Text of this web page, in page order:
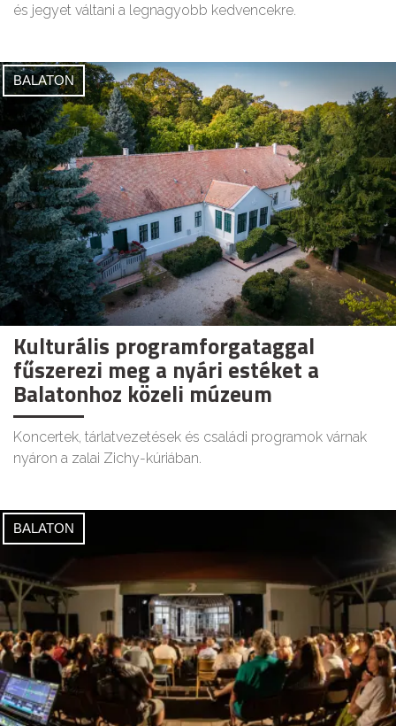
és jegyet váltani a legnagyobb kedvencekre.
BALATON
Kulturális programforgataggal
fűszerezi meg a nyári estéket a
Balatonhoz közeli múzeum
Koncertek, tárlatvezetések és családi programok várnak
nyáron a zalai Zichy-kúriában.
BALATON